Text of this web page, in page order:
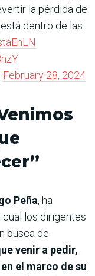
la pérdida de
dentro de las
February 28, 2024
Peña, ha
cual los dirigentes
busca de
venir a pedir,
el marco de su